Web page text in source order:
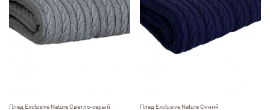
Плед Exclusive Nature Светло-серый Плед Exclusive Nature Синий